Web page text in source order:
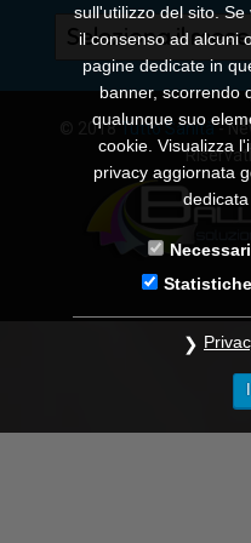
Archivi
© 2018Tutto Sanità-
sull'utilizzo del sito.
il consenso ad alcuni
pagine dedicate in
banner, scorrendo
qualunque suo
cookie. Visualizza
privacy aggiornata
dedicata
Necessari
Statistiche